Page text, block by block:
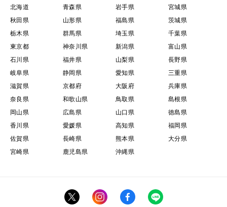
北海道 青森県 岩手県
宮城県
秋田県
山形県 福島県
茨城県
栃木県
群馬県 埼玉県
千葉県
東京都
神奈川県 新潟県
富山県
石川県
福井県 山梨県
長野県
岐阜県
静岡県 愛知県
三重県
滋賀県
京都府 大阪府
兵庫県
奈良県
和歌山県 鳥取県
島根県
岡山県
広島県 山口県
徳島県
香川県
愛媛県 高知県
福岡県
佐賀県
長崎県 熊本県
大分県
宮崎県
鹿児島県 沖縄県